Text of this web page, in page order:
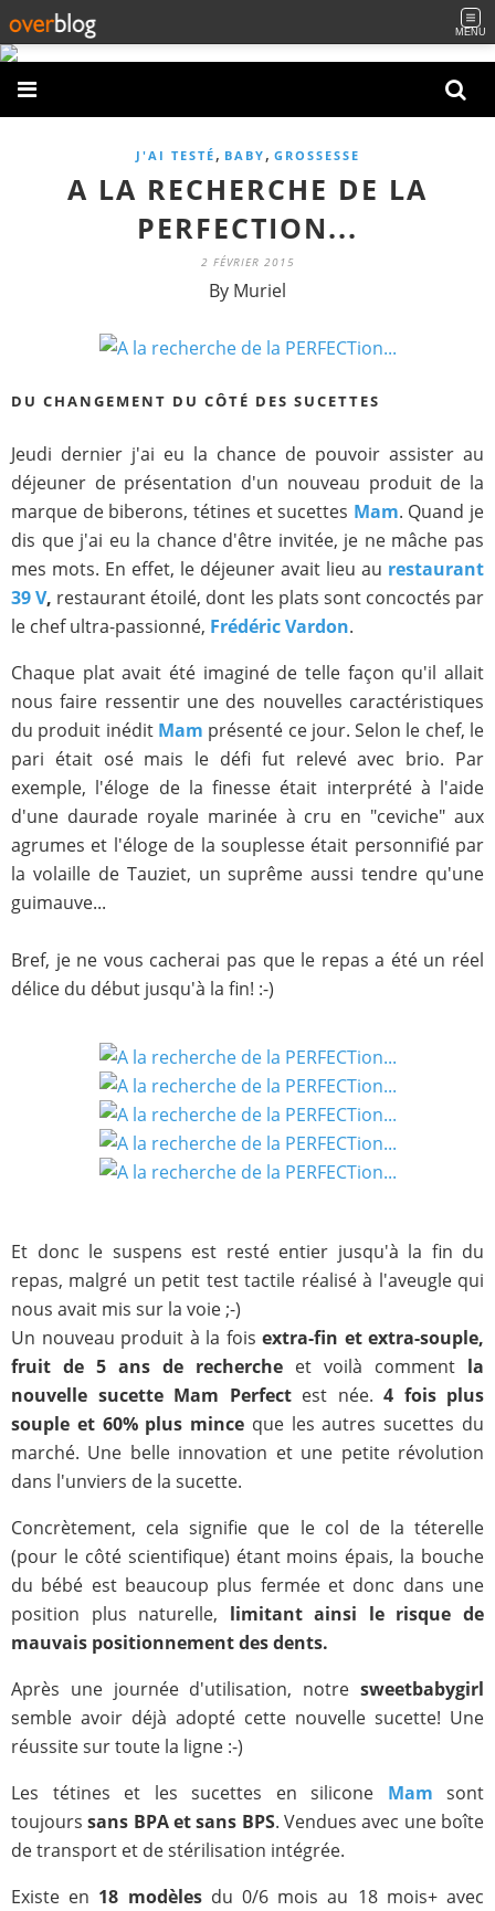
MENU
J'AI TESTÉ , BABY , GROSSESSE
A LA RECHERCHE DE LA
PERFECTION...
2 FÉVRIER 2015
By Muriel
DU CHANGEMENT DU CÔTÉ DES SUCETTES
Jeudi dernier j'ai eu la chance de pouvoir assister au
déjeuner de présentation d'un nouveau produit de la
marque de biberons, tétines et sucettes Mam. Quand je
dis que j'ai eu la chance d'être invitée, je ne mâche pas
mes mots. En effet, le déjeuner avait lieu au restaurant
39 V, restaurant étoilé, dont les plats sont concoctés par
le chef ultra-passionné, Frédéric Vardon.
Chaque plat avait été imaginé de telle façon qu'il allait
nous faire ressentir une des nouvelles caractéristiques
du produit inédit Mam présenté ce jour. Selon le chef, le
pari était osé mais le défi fut relevé avec brio. Par
exemple, l'éloge de la finesse était interprété à l'aide
d'une daurade royale marinée à cru en "ceviche" aux
agrumes et l'éloge de la souplesse était personnifié par
la volaille de Tauziet, un suprême aussi tendre qu'une
guimauve...
Bref, je ne vous cacherai pas que le repas a été un réel
délice du début jusqu'à la fin! :-)
Et donc le suspens est resté entier jusqu'à la fin du
repas, malgré un petit test tactile réalisé à l'aveugle qui
nous avait mis sur la voie ;-)
Un nouveau produit à la fois extra-fin et extra-souple,
fruit de 5 ans de recherche et voilà comment la
nouvelle sucette Mam Perfectest née. 4 fois plus
souple et 60% plus mince que les autres sucettes du
marché. Une belle innovation et une petite révolution
dans l'unviers de la sucette.
Concrètement, cela signifie que le col de la téterelle
(pour le côté scientifique) étant moins épais, la bouche
du bébé est beaucoup plus fermée et donc dans une
position plus naturelle, limitant ainsi le risque de
mauvais positionnement des dents.
Après une journée d'utilisation, notre sweetbabygirl
semble avoir déjà adopté cette nouvelle sucette! Une
réussite sur toute la ligne :-)
Les tétines et les sucettes en silicone Mam sont
toujourssans BPA et sans BPS. Vendues avec une boîte
de transport et de stérilisation intégrée.
Existe en 18 modèlesdu 0/6 mois au 18 mois+ avec